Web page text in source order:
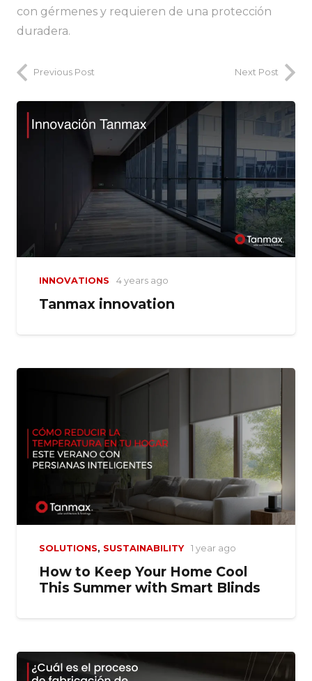
con gérmenes y requieren de una protección
duradera.
Previous Post Next Post
INNOVATIONS 4 years ago
Tanmax innovation
SOLUTIONS, SUSTAINABILITY 1 year ago
How to Keep Your Home Cool
This Summer with Smart Blinds